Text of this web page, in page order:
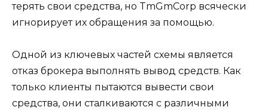
терять свои средства, но TmGmCorp всячески
игнорирует их обращения за помощью.
Одной из ключевых частей схемы является
отказ брокера выполнять вывод средств. Как
только клиенты пытаются вывести свои
средства, они сталкиваются с различными